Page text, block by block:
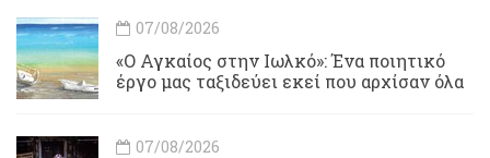
07/08/2026
«Ο Αγκαίος στην Ιωλκό»: Ένα ποιητικό
έργο μας ταξιδεύει εκεί που αρχίσαν όλα
07/08/2026